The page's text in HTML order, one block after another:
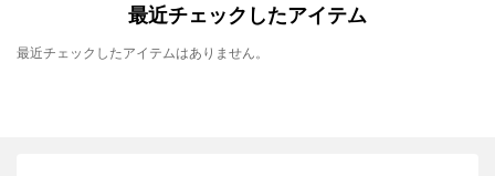
最近チェックしたアイテム
最近チェックしたアイテムはありません。